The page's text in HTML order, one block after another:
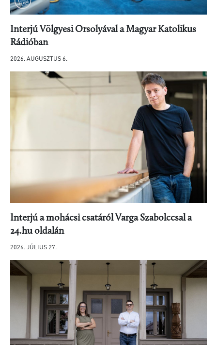
Interjú Völgyesi Orsolyával a Magyar Katolikus
Rádióban
2026. AUGUSZTUS 6.
Interjú a mohácsi csatáról Varga Szabolccsal a
24.hu oldalán
2026. JÚLIUS 27.